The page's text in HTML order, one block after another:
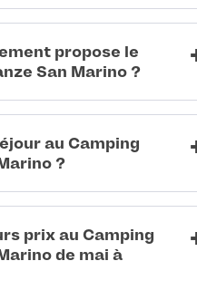
propose le
San Marino ?
au Camping
?
prix au Camping
de mai à